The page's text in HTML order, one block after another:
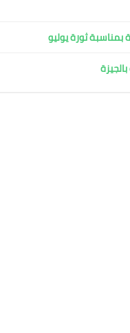
ثورة يوليو